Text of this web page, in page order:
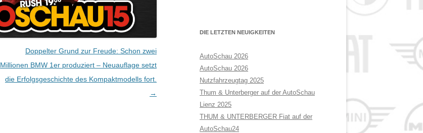
Doppelter Grund zur Freude: Schon zwei
Millionen BMW 1er produziert – Neuauflage setzt
die Erfolgsgeschichte des Kompaktmodells fort.
→
DIE LETZTEN NEUIGKEITEN
AutoSchau 2026
AutoSchau 2026
Nutzfahrzeugtag 2025
Thum & Unterberger auf der AutoSchau
Lienz 2025
THUM & UNTERBERGER Fiat auf der
AutoSchau24